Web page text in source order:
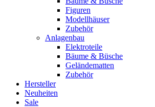
Figuren
Modellhäuser
Zubehör
Anlagenbau
Elektroteile
Bäume & Büsche
Geländematten
Zubehör
Hersteller
Neuheiten
Sale